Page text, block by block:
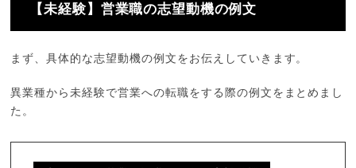
【未経験】営業職の志望動機の例文
まず、具体的な志望動機の例文をお伝えしていきます。
異業種から未経験で営業への転職をする際の例文をまとめまし
た。